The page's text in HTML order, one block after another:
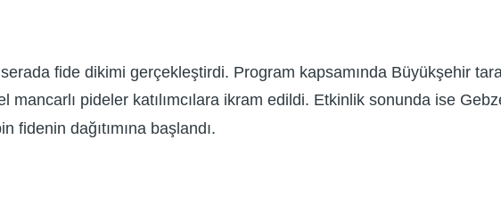
fide dikimi gerçekleştirdi. Program kapsamında Büyükşehir
mancarlı pideler katılımcılara ikram edildi. Etkinlik sonunda ise
fidenin dağıtımına başlandı.